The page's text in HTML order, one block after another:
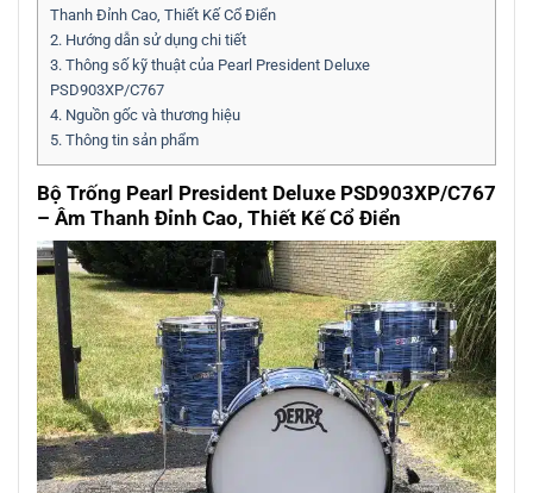
Thanh Đỉnh Cao, Thiết Kế Cổ Điển
2. Hướng dẫn sử dụng chi tiết
3. Thông số kỹ thuật của Pearl President Deluxe
PSD903XP/C767
4. Nguồn gốc và thương hiệu
5. Thông tin sản phẩm
Bộ Trống Pearl President Deluxe PSD903XP/C767
– Âm Thanh Đỉnh Cao, Thiết Kế Cổ Điển